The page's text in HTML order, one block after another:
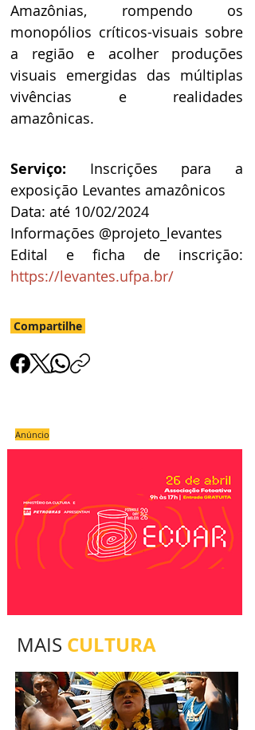
Amazônias, rompendo os
monopólios críticos-visuais sobre
a região e acolher produções
visuais emergidas das múltiplas
vivências e realidades
amazônicas.
Serviço: Inscrições para a
exposição Levantes amazônicos
Data: até 10/02/2024
Informações @projeto_levantes
https://levantes.ufpa.br/
Compartilhe
Anúncio
MAIS CULTURA